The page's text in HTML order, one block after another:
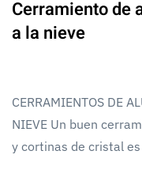
Cerramiento de
a la nieve
CERRAMIENTOS DE
NIEVE Un buen
y cortinas de cristal